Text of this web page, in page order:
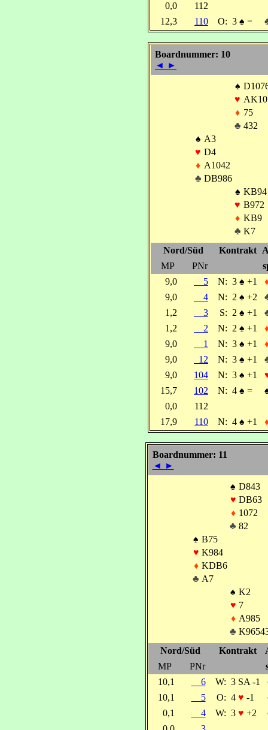
0,0
112
12,3
110 O: 3 ♠ =
Boardnummer: 10
◄ ►
♠
♥ AK10
♦ 75
♣ 432
♠ A3
♥ D4
♦ A1042
♣ DB986
♠ KB94
♥ B972
♦ KB9
♣ K7
Nord/Süd
Kontrakt
MP
PNr
9,0
5 N: 3 ♠ +1
9,0
4 N: 2 ♠ +2
1,2
3 S: 2 ♠ +1
1,2
2 N: 2 ♠ +1
9,0
1 N: 3 ♠ +1
9,0
12 N: 3 ♠ +1
9,0
104 N: 3 ♠ +1
15,7
102 N: 4 ♠ =
0,0
112
17,9
110 N: 4 ♠ +1
Boardnummer: 11
◄ ►
♠ D843
♥ DB63
♦ 1072
♣ 82
♠ B75
♥ K984
♦ KDB6
♣ A7
♠ K2
♥ 7
♦ A985
♣
Nord/Süd
Kontrakt
MP
PNr
10,1
6 W: 3 SA -1
10,1
5 O: 4 ♥ -1
0,1
4 W: 3 ♥ +2